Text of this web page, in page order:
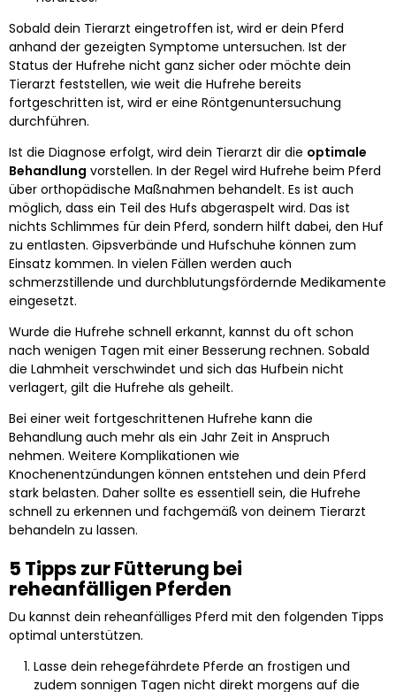
Sobald dein Tierarzt eingetroffen ist, wird er dein Pferd
anhand der gezeigten Symptome untersuchen. Ist der
Status der Hufrehe nicht ganz sicher oder möchte dein
Tierarzt feststellen, wie weit die Hufrehe bereits
fortgeschritten ist, wird er eine Röntgenuntersuchung
durchführen.
Ist die Diagnose erfolgt, wird dein Tierarzt dir die optimale
Behandlung vorstellen. In der Regel wird Hufrehe beim Pferd
über orthopädische Maßnahmen behandelt. Es ist auch
möglich, dass ein Teil des Hufs abgeraspelt wird. Das ist
nichts Schlimmes für dein Pferd, sondern hilft dabei, den Huf
zu entlasten. Gipsverbände und Hufschuhe können zum
Einsatz kommen. In vielen Fällen werden auch
schmerzstillende und durchblutungsfördernde Medikamente
eingesetzt.
Wurde die Hufrehe schnell erkannt, kannst du oft schon
nach wenigen Tagen mit einer Besserung rechnen. Sobald
die Lahmheit verschwindet und sich das Hufbein nicht
verlagert, gilt die Hufrehe als geheilt.
Bei einer weit fortgeschrittenen Hufrehe kann die
Behandlung auch mehr als ein Jahr Zeit in Anspruch
nehmen. Weitere Komplikationen wie
Knochenentzündungen können entstehen und dein Pferd
stark belasten. Daher sollte es essentiell sein, die Hufrehe
schnell zu erkennen und fachgemäß von deinem Tierarzt
behandeln zu lassen.
5 Tipps zur Fütterung bei
reheanfälligen Pferden
Du kannst dein reheanfälliges Pferd mit den folgenden Tipps
optimal unterstützen.
Lasse dein rehegefährdete Pferde an frostigen und
zudem sonnigen Tagen nicht direkt morgens auf die